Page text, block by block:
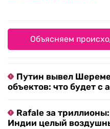
Объясняем
Путин вывел
объектов: что будет с
Rafale за
Индии целый